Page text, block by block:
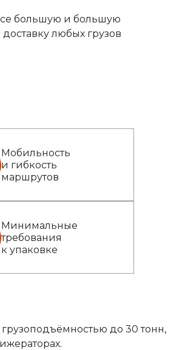
большую и большую
любых грузов
Мобильность
и гибкость
маршрутов
Минимальные
требования
к упаковке
до 30 тонн,